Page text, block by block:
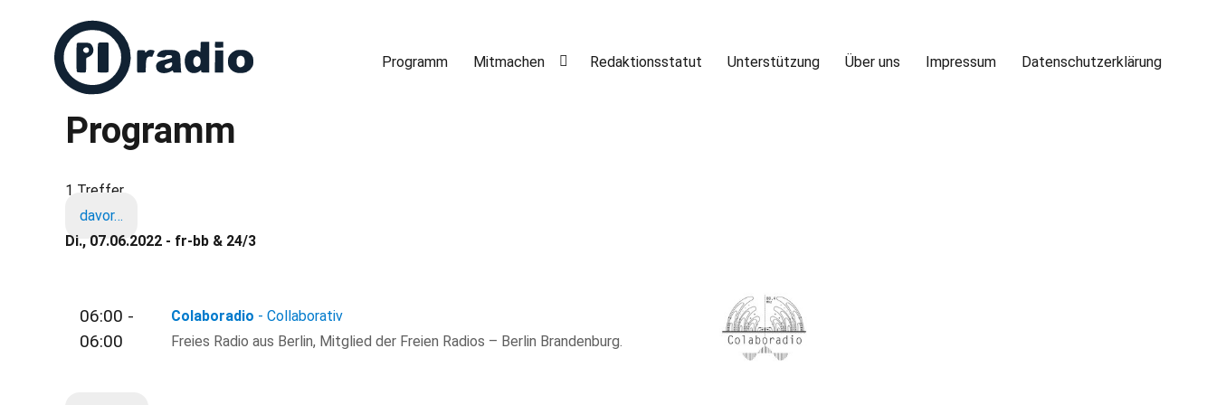
Freies Radio in Berlin
Programm Mitmachen Redaktionsstatut Unterstützung Über uns Impressum Datenschutzerklärung
Programm
1 Treffer
davor…
Di., 07.06.2022 - fr-bb & 24/3
06:00 -
06:00
Colaboradio - Collaborativ
Freies Radio aus Berlin, Mitglied der Freien Radios – Berlin Brandenburg.